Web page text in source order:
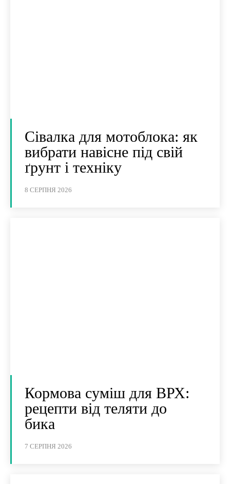
Сівалка для мотоблока: як
вибрати навісне під свій
ґрунт і техніку
8 СЕРПНЯ 2026
Кормова суміш для ВРХ:
рецепти від теляти до
бика
7 СЕРПНЯ 2026